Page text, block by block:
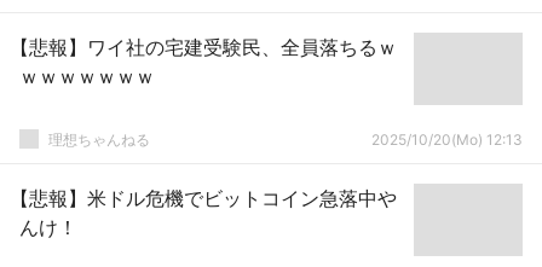
【悲報】ワイ社の宅建受験民、全員落ちるｗ
ｗｗｗｗｗｗｗ
理想ちゃんねる 2025/10/20(Mo) 12:13
【悲報】米ドル危機でビットコイン急落中や
んけ！